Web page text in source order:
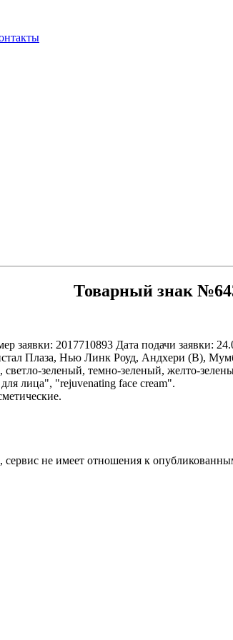
Товарный знак
заявки: 2017710893 Дата подачи заявки:
Плаза, Нью Линк Роуд, Андхери (В),
светло-зеленый, темно-зеленый, желто-
лица", "rejuvenating face cream".
не имеет отношения к